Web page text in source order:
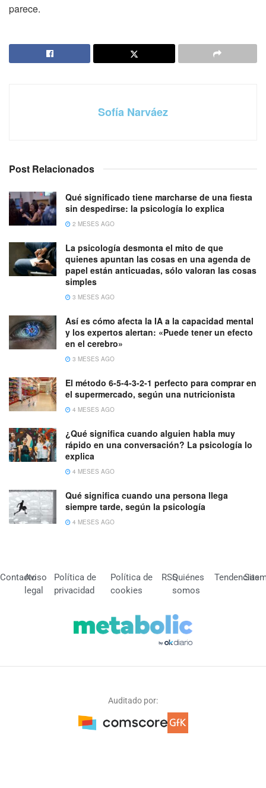
parece.
Sofía Narváez
Post Relacionados
Qué significado tiene marcharse de una fiesta
sin despedirse: la psicología lo explica
2 MESES AGO
La psicología desmonta el mito de que
quienes apuntan las cosas en una agenda de
papel están anticuadas, sólo valoran las cosas
simples
3 MESES AGO
Así es cómo afecta la IA a la capacidad mental
y los expertos alertan: «Puede tener un efecto
en el cerebro»
3 MESES AGO
El método 6-5-4-3-2-1 perfecto para comprar en
el supermercado, según una nutricionista
4 MESES AGO
¿Qué significa cuando alguien habla muy
rápido en una conversación? La psicología lo
explica
4 MESES AGO
Qué significa cuando una persona llega
siempre tarde, según la psicología
4 MESES AGO
ContactoAviso
legal
Política de
privacidad
Política de
cookies
RSSQuiénes
somos
Tendencias
Auditado por: